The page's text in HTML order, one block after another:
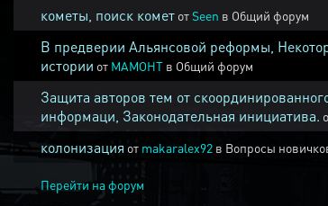
кометы, поиск комет отSeen в Общий форум
В предверии Альянсовой реформы,
истории от MAMOHT в Общий форум
Защита авторов тем от
информаци, Законодательная инициатива.
колонизация от makaralex92 в Вопросы
Перейти на форум